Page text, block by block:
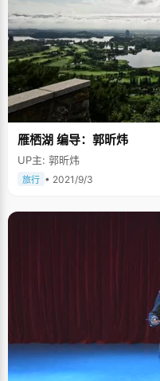
一下将马帅原本美好的幻想打破
的感受袭面而来，那就是失败。
话："如果你想复读的话，我们
切的期望，马帅决定复读。 失败了就是失败了，走进高四教室的时候，马帅
已经不再是那个带着无数光环和
想而学习的男孩。高四整整一年
里，摈弃一切干扰，踏实认真的
的小鸟。 马帅的高四过得很充实，每一天制定了明确的学习计划，认真努力
去完成，没有太多负担，因此心
着放在课桌上，在脑海里横向纵
所有知识牢牢的记下来，而且对
的清华大学，终于完成了许多人
点。 扛起生活的重担 在采访山西省理科状元陈敏的时候，她这样评价马
帅出生在河津市马家堡，父母都
的奖学金，马帅高中几乎没有花
资助，基本解决了大学四年的学
清华大学的综合优秀一等奖学金，学业优秀奖学
大学了，马帅在课余的时候积极
应聘了学校超市的经理助理，这
钱的收入，留下一点生活费，马
大哥，希望在大学里利用课余时
学的钱准备出来。马帅长得并不
分重担，更难得的是马帅身上散
雁栖湖 编导：郭昕炜
UP主: 郭昕炜
旅行 • 2021/9/3